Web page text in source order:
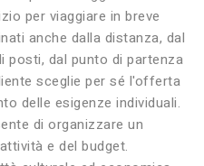
per viaggiare in breve
anche dalla distanza, dal
posti, dal punto di partenza
sceglie per sé l'offerta
delle esigenze individuali.
di organizzare un
e del budget.